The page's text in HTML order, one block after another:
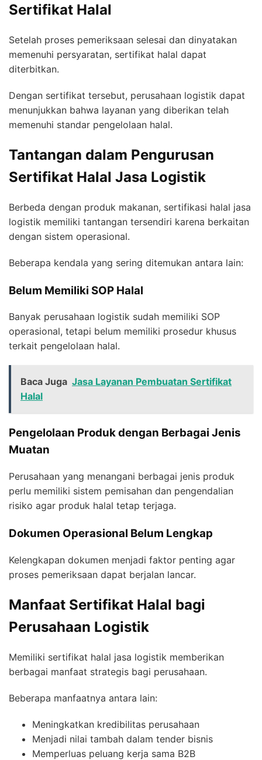
Sertifikat Halal
Setelah proses pemeriksaan selesai dan dinyatakan
memenuhi persyaratan, sertifikat halal dapat
diterbitkan.
Dengan sertifikat tersebut, perusahaan logistik dapat
menunjukkan bahwa layanan yang diberikan telah
memenuhi standar pengelolaan halal.
Tantangan dalam Pengurusan
Sertifikat Halal Jasa Logistik
Berbeda dengan produk makanan, sertifikasi halal jasa
logistik memiliki tantangan tersendiri karena berkaitan
dengan sistem operasional.
Beberapa kendala yang sering ditemukan antara lain:
Belum Memiliki SOP Halal
Banyak perusahaan logistik sudah memiliki SOP
operasional, tetapi belum memiliki prosedur khusus
terkait pengelolaan halal.
Baca Juga Jasa Layanan Pembuatan Sertifikat
Halal
Pengelolaan Produk dengan Berbagai Jenis
Muatan
Perusahaan yang menangani berbagai jenis produk
perlu memiliki sistem pemisahan dan pengendalian
risiko agar produk halal tetap terjaga.
Dokumen Operasional Belum Lengkap
Kelengkapan dokumen menjadi faktor penting agar
proses pemeriksaan dapat berjalan lancar.
Manfaat Sertifikat Halal bagi
Perusahaan Logistik
Memiliki sertifikat halal jasa logistik memberikan
berbagai manfaat strategis bagi perusahaan.
Beberapa manfaatnya antara lain:
Meningkatkan kredibilitas perusahaan
Menjadi nilai tambah dalam tender bisnis
Memperluas peluang kerja sama B2B